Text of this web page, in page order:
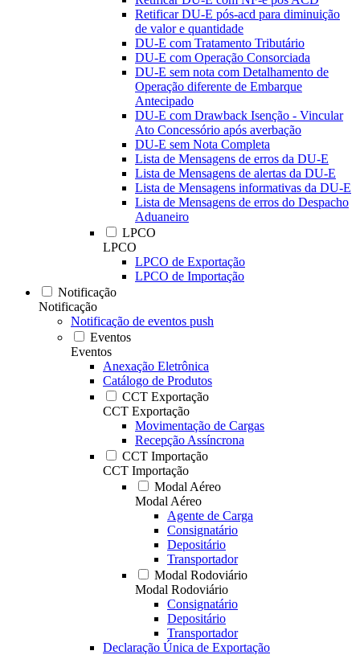
Retificar DU-E pós-acd para diminuição
de valor e quantidade
DU-E com Tratamento Tributário
DU-E com Operação Consorciada
DU-E sem nota com Detalhamento de
Operação diferente de Embarque
Antecipado
DU-E com Drawback Isenção - Vincular
Ato Concessório após averbação
DU-E sem Nota Completa
Lista de Mensagens de erros da DU-E
Lista de Mensagens de alertas da DU-E
Lista de Mensagens informativas da DU-E
Lista de Mensagens de erros do Despacho
Aduaneiro
LPCO
LPCO
LPCO de Exportação
LPCO de Importação
Notificação
Notificação
Notificação de eventos push
Eventos
Eventos
Anexação Eletrônica
Catálogo de Produtos
CCT Exportação
CCT Exportação
Movimentação de Cargas
Recepção Assíncrona
CCT Importação
CCT Importação
Modal Aéreo
Modal Aéreo
Agente de Carga
Consignatário
Depositário
Transportador
Modal Rodoviário
Modal Rodoviário
Consignatário
Depositário
Transportador
Declaração Única de Exportação